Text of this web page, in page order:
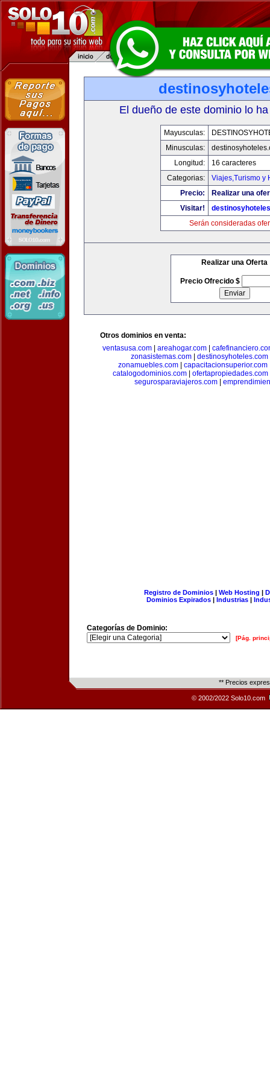
El dueño de este dominio lo
Mayusculas:
Minusculas:
Longitud:
16 caracteres
Categorias:
Viajes,Turismo y
Precio:
Realizar una
Visitar!
Serán consideradas
Realizar una Oferta
Precio Ofrecido $
Otros dominios en venta:
ventasusa.com
areahogar.com
zonasistemas.com| destinosyhoteles.com
zonamuebles.com| capacitacionsuperior.com
catalogodominios.com| ofertapropiedades.com
segurosparaviajeros.com
Registro de Dominios| Web Hosting |
Dominios Expirados | Industrias |
Categorías de Dominio:
[Pág.
** Precios
© 2002/2022 Solo10.com